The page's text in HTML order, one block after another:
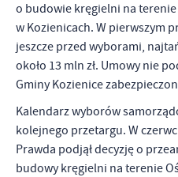
o budowie kręgielni na
w Kozienicach. W pierwszym
jeszcze przed wyborami,
około 13 mln zł. Umowy nie
Gminy Kozienice
Kalendarz wyborów
kolejnego przetargu. W
Prawda podjął decyzję o
budowy kręgielni na terenie